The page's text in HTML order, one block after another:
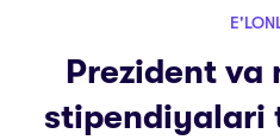
Prezident va
stipendiyalari